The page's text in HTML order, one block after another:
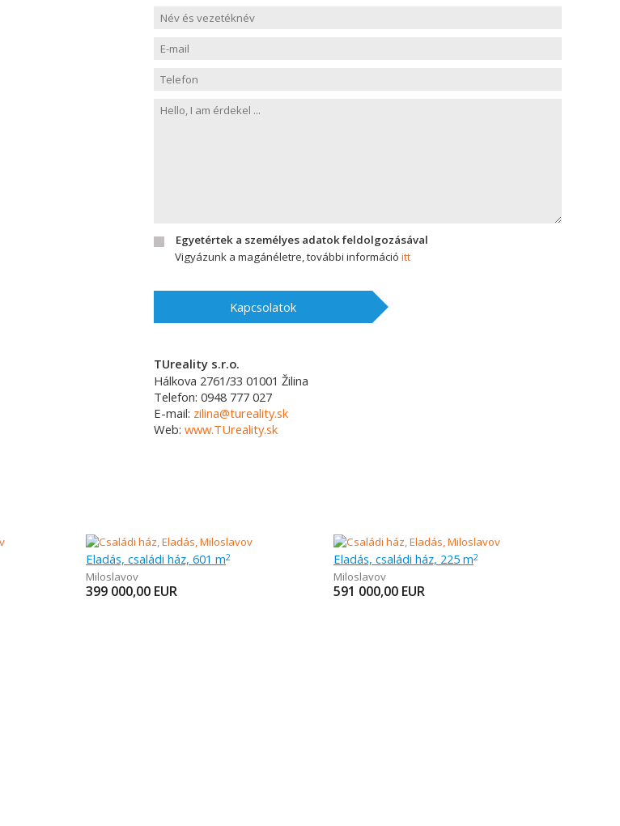
Egyetértek a személyes adatok feldolgozásával
Vigyázunk a magánéletre, további információ itt
Kapcsolatok
TUreality s.r.o.
Hálkova 2761/33 01001 Žilina
Telefon: 0948 777 027
E-mail: zilina@tureality.sk
Web: www.TUreality.sk
Eladás, családi ház, 601 m2
Miloslavov
399 000,00 EUR
Eladás, családi ház, 225 m2
Miloslavov
591 000,00 EUR